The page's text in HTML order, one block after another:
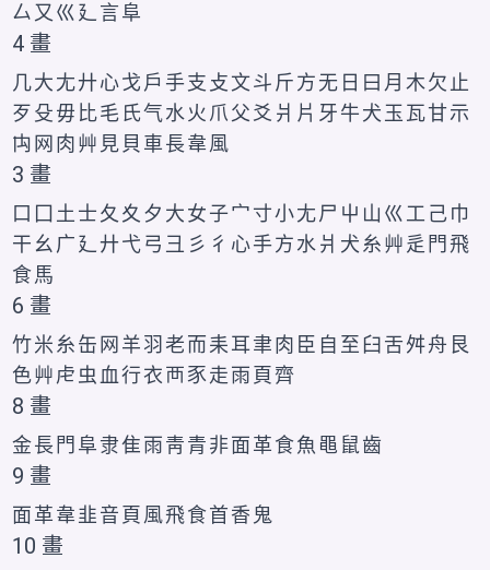
厶又 巛 廴 言阜
4 畫
几大尢廾心戈 戶 手支 攴文斗 斤方无 日 曰 月 木欠 止
歹殳毋 比毛 氏气水火爪父爻 爿 片 牙牛犬玉瓦甘示
禸 网 肉艸 見 貝 車長韋風
3 畫
口 囗 土 士夂 夊 夕 大女子宀寸小尢尸 屮 山 巛 工 己巾
干 幺 广廴 廾弋弓 彐 彡 彳 心手方水爿 犬 糸艸辵 門 飛
食馬
6 畫
竹米 糸缶 网 羊羽 老而耒耳聿肉 臣 自 至臼舌舛舟 艮
色艸虍 虫 血 行衣襾豕走雨頁 齊
8 畫
金長 門 阜隶隹雨靑青非面革食魚 黽 鼠 齒
9 畫
面革韋韭音頁 風飛食首香 鬼
10 畫